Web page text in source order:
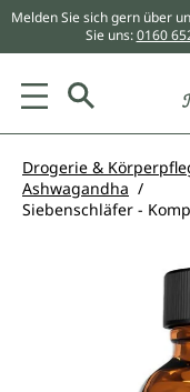
springen
Melden Sie sich gern über
Sie uns:0160
Drogerie &
Ashwagandha
Bildergalerie